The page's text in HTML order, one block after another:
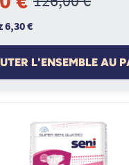
6,30 €
L'ENSEMBLE AU